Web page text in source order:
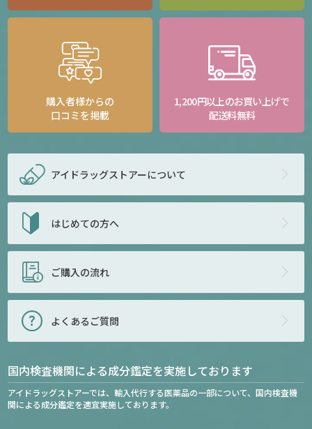
購入者様からの
口コミを掲載
1,200円以上のお買い上げで
配送料無料
アイドラッグストアーについて
はじめての方へ
ご購入の流れ
よくあるご質問
国内検査機関による成分鑑定を実施しております
アイドラッグストアーでは、輸入代行する医薬品の一部について、国内検査機
関による成分鑑定を適宜実施しております。